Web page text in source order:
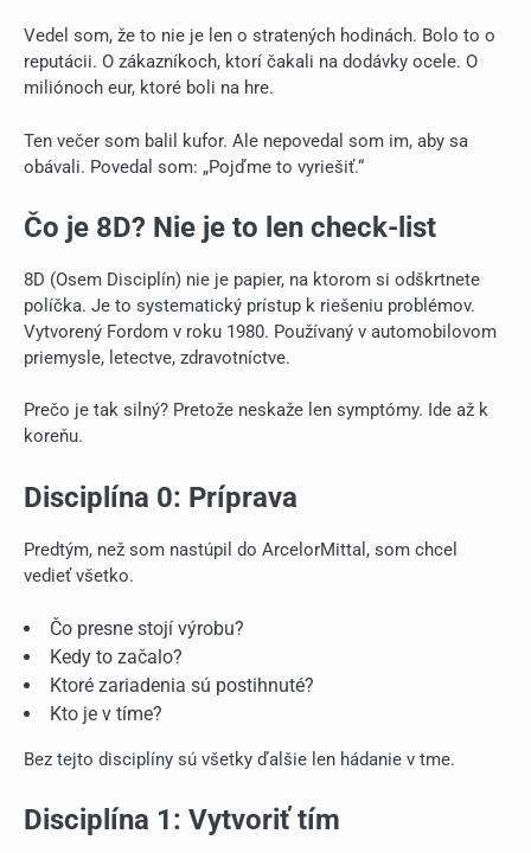
Vedel som, že to nie je len o stratených hodinách. Bolo to o
reputácii. O zákazníkoch, ktorí čakali na dodávky ocele. O
miliónoch eur, ktoré boli na hre.
Ten večer som balil kufor. Ale nepovedal som im, aby sa
obávali. Povedal som: „Pojďme to vyriešiť.“
Čo je 8D? Nie je to len check-list
8D (Osem Disciplín) nie je papier, na ktorom si odškrtnete
políčka. Je to systematický prístup k riešeniu problémov.
Vytvorený Fordom v roku 1980. Používaný v automobilovom
priemysle, letectve, zdravotníctve.
Prečo je tak silný? Pretože neskaže len symptómy. Ide až k
koreňu.
Disciplína 0: Príprava
Predtým, než som nastúpil do ArcelorMittal, som chcel
vedieť všetko.
Čo presne stojí výrobu?
Kedy to začalo?
Ktoré zariadenia sú postihnuté?
Kto je v tíme?
Bez tejto disciplíny sú všetky ďalšie len hádanie v tme.
Disciplína 1: Vytvoriť tím